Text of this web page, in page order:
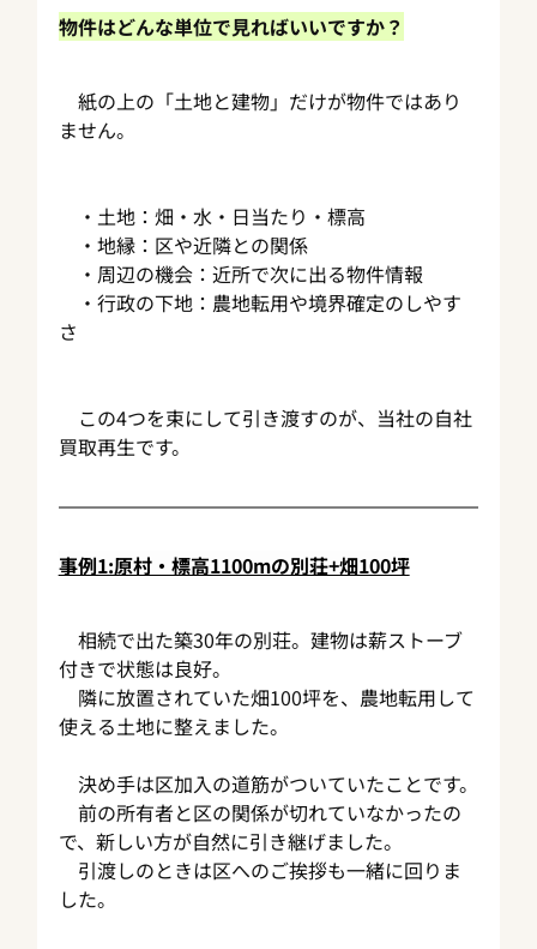
物件はどんな単位で見ればいいですか？
紙の上の「土地と建物」だけが物件ではあり
ません。
・土地：畑・水・日当たり・標高
・地縁：区や近隣との関係
・周辺の機会：近所で次に出る物件情報
・行政の下地：農地転用や境界確定のしやす
さ
この4つを束にして引き渡すのが、当社の自社
買取再生です。
事例1:原村・標高1100mの別荘+畑100坪
相続で出た築30年の別荘。建物は薪ストーブ
付きで状態は良好。
隣に放置されていた畑100坪を、農地転用して
使える土地に整えました。
決め手は区加入の道筋がついていたことです。
前の所有者と区の関係が切れていなかったの
で、新しい方が自然に引き継げました。
引渡しのときは区へのご挨拶も一緒に回りま
した。